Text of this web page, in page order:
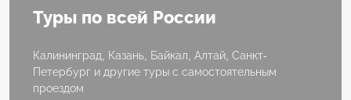
Туры по всей России
Калининград, Казань, Байкал, Алтай, Санкт-
Петербург и другие туры с самостоятельным
проездом